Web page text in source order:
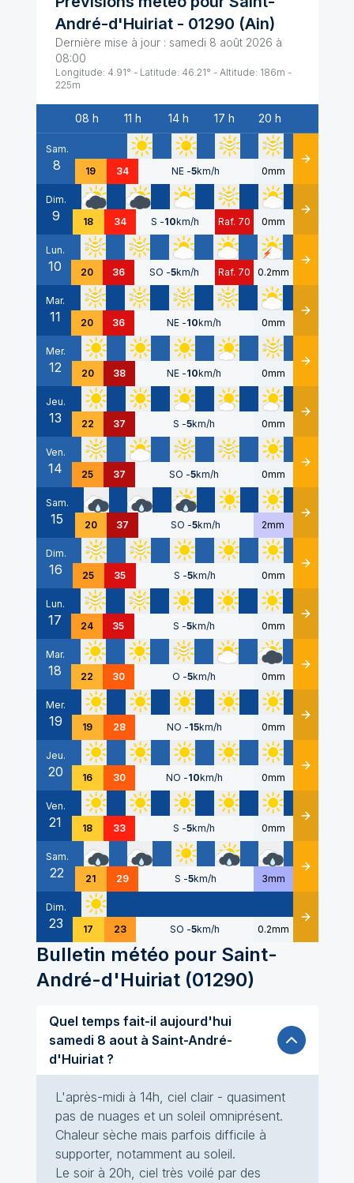
André-d'Huiriat- 01290 (Ain)
Dernière mise à jour : samedi 8 août 2026 à
08:00
Longitude: 4.91° - Latitude: 46.21° - Altitude: 186m -
225m
Date
08 h 11 h 14 h 17 h 20 h
Sam.
8 19 34 NE -5km/h 0mm Détails
Dim.
9 18 34 S -10km/h Raf. 70 0mm Détails
Lun.
10 20 36 SO -5km/h Raf. 70 0.2mm Détails
Mar.
11 20 36 NE -10km/h 0mm Détails
Mer.
12 20 38 NE -10km/h 0mm Détails
Jeu.
13 22 37 S -5km/h 0mm Détails
Ven.
14 25 37 SO -5km/h 0mm Détails
Sam.
15 20 37 SO -5km/h 2mm Détails
Dim.
16 25 35 S -5km/h 0mm Détails
Lun.
17 24 35 S -5km/h 0mm Détails
Mar.
18 22 30 O -5km/h 0mm Détails
Mer.
19 19 28 NO -15km/h 0mm Détails
Jeu.
20 16 30 NO -10km/h 0mm Détails
Ven.
21 18 33 S -5km/h 0mm Détails
Sam.
22 21 29 S -5km/h 3mm Détails
Dim.
23 17 23 SO -5km/h 0.2mm Détails
Bulletin météo pour Saint-
André-d'Huiriat(01290)
Quel temps fait-il aujourd'hui
samedi 8 aout à Saint-André-
d'Huiriat ?
L'après-midi à 14h, ciel clair - quasiment
pas de nuages et un soleil omniprésent.
Chaleur sèche mais parfois difficile à
supporter, notamment au soleil.
Le soir à 20h, ciel très voilé par des